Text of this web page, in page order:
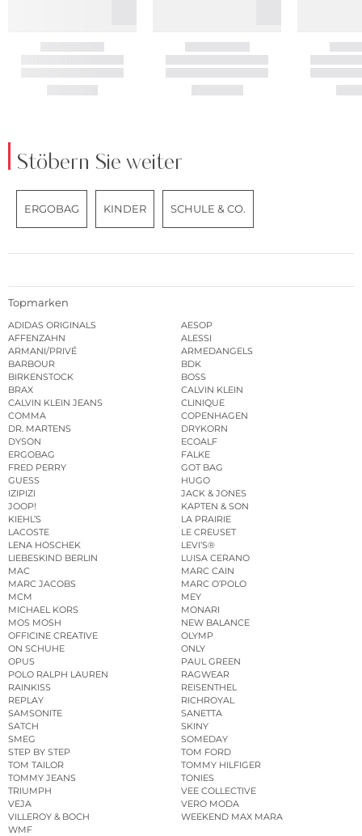
Stöbern Sie weiter
ERGOBAG KINDER SCHULE & CO.
Topmarken
ADIDAS ORIGINALS
AESOP
AFFENZAHN
ALESSI
ARMANI/PRIVÉ
ARMEDANGELS
BARBOUR
BDK
BIRKENSTOCK
BOSS
BRAX
CALVIN KLEIN
CALVIN KLEIN JEANS
CLINIQUE
COMMA
COPENHAGEN
DR. MARTENS
DRYKORN
DYSON
ECOALF
ERGOBAG
FALKE
FRED PERRY
GOT BAG
GUESS
HUGO
IZIPIZI
JACK & JONES
JOOP!
KAPTEN & SON
KIEHL’S
LA PRAIRIE
LACOSTE
LE CREUSET
LENA HOSCHEK
LEVI’S®
LIEBESKIND BERLIN
LUISA CERANO
MAC
MARC CAIN
MARC JACOBS
MARC O’POLO
MCM
MEY
MICHAEL KORS
MONARI
MOS MOSH
NEW BALANCE
OFFICINE CREATIVE
OLYMP
ON SCHUHE
ONLY
OPUS
PAUL GREEN
POLO RALPH LAUREN
RAGWEAR
RAINKISS
REISENTHEL
REPLAY
RICHROYAL
SAMSONITE
SANETTA
SATCH
SKINY
SMEG
SOMEDAY
STEP BY STEP
TOM FORD
TOM TAILOR
TOMMY HILFIGER
TOMMY JEANS
TONIES
TRIUMPH
VEE COLLECTIVE
VEJA
VERO MODA
VILLEROY & BOCH
WEEKEND MAX MARA
WMF